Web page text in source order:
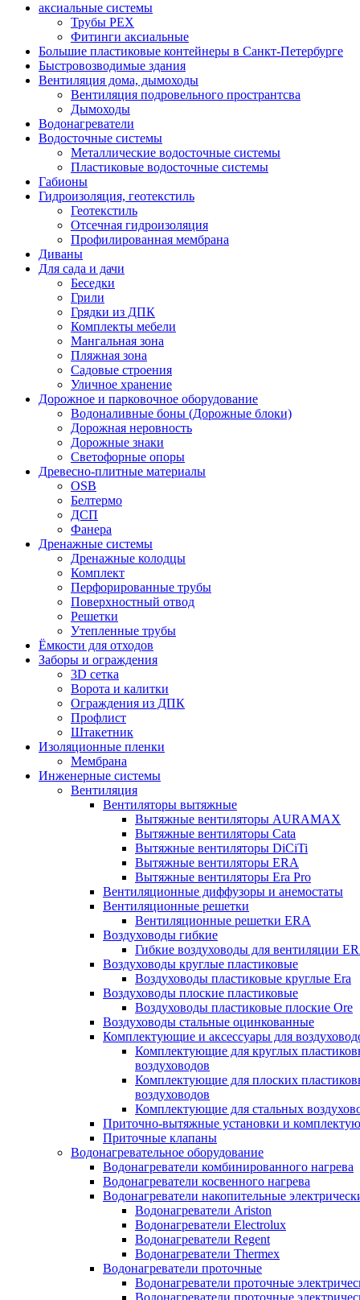
аксиальные системы
Трубы PEX
Фитинги аксиальные
Большие пластиковые контейнеры в Санкт-Петербурге
Быстровозводимые здания
Вентиляция дома, дымоходы
Вентиляция подровельного пространтсва
Дымоходы
Водонагреватели
Водосточные системы
Металлические водосточные системы
Пластиковые водосточные системы
Габионы
Гидроизоляция, геотекстиль
Геотекстиль
Отсечная гидроизоляция
Профилированная мембрана
Диваны
Для сада и дачи
Беседки
Грили
Грядки из ДПК
Комплекты мебели
Мангальная зона
Пляжная зона
Садовые строения
Уличное хранение
Дорожное и парковочное оборудование
Водоналивные боны (Дорожные блоки)
Дорожная неровность
Дорожные знаки
Светофорные опоры
Древесно-плитные материалы
OSB
Белтермо
ДСП
Фанера
Дренажные системы
Дренажные колодцы
Комплект
Перфорированные трубы
Поверхностный отвод
Решетки
Утепленные трубы
Ёмкости для отходов
Заборы и ограждения
3D сетка
Ворота и калитки
Ограждения из ДПК
Профлист
Штакетник
Изоляционные пленки
Мембрана
Инженерные системы
Вентиляция
Вентиляторы вытяжные
Вытяжные вентиляторы AURAMAX
Вытяжные вентиляторы Cata
Вытяжные вентиляторы DiCiTi
Вытяжные вентиляторы ERA
Вытяжные вентиляторы Era Pro
Вентиляционные диффузоры и анемостаты
Вентиляционные решетки
Вентиляционные решетки ERA
Воздуховоды гибкие
Гибкие воздуховоды для вентиляции
Воздуховоды круглые пластиковые
Воздуховоды пластиковые круглые Era
Воздуховоды плоские пластиковые
Воздуховоды пластиковые плоские Ore
Воздуховоды стальные оцинкованные
Комплектующие и аксессуары для
Комплектующие для круглых
воздуховодов
Комплектующие для плоских
воздуховодов
Комплектующие для стальных
Приточно-вытяжные установки и
Приточные клапаны
Водонагревательное оборудование
Водонагреватели комбинированного нагрева
Водонагреватели косвенного нагрева
Водонагреватели накопительные
Водонагреватели Ariston
Водонагреватели Electrolux
Водонагреватели Regent
Водонагреватели Thermex
Водонагреватели проточные
Водонагреватели проточные